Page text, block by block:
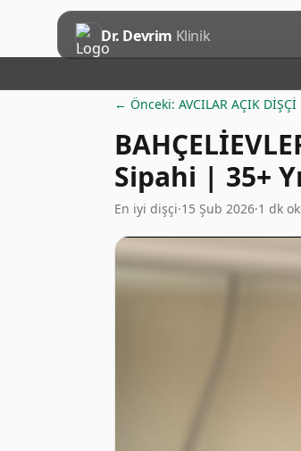
Dr. Devrim Klinik
← Önceki: AVCILAR AÇIK DİŞÇİ
Sipahi | 35+
En iyi dişçi·15 Şub 2026·1 dk